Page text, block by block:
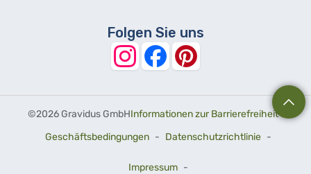
Folgen Sie uns
©2026 Gravidus GmbHInformationen zur Barrierefreiheit-
Geschäftsbedingungen - Datenschutzrichtlinie -
Impressum -